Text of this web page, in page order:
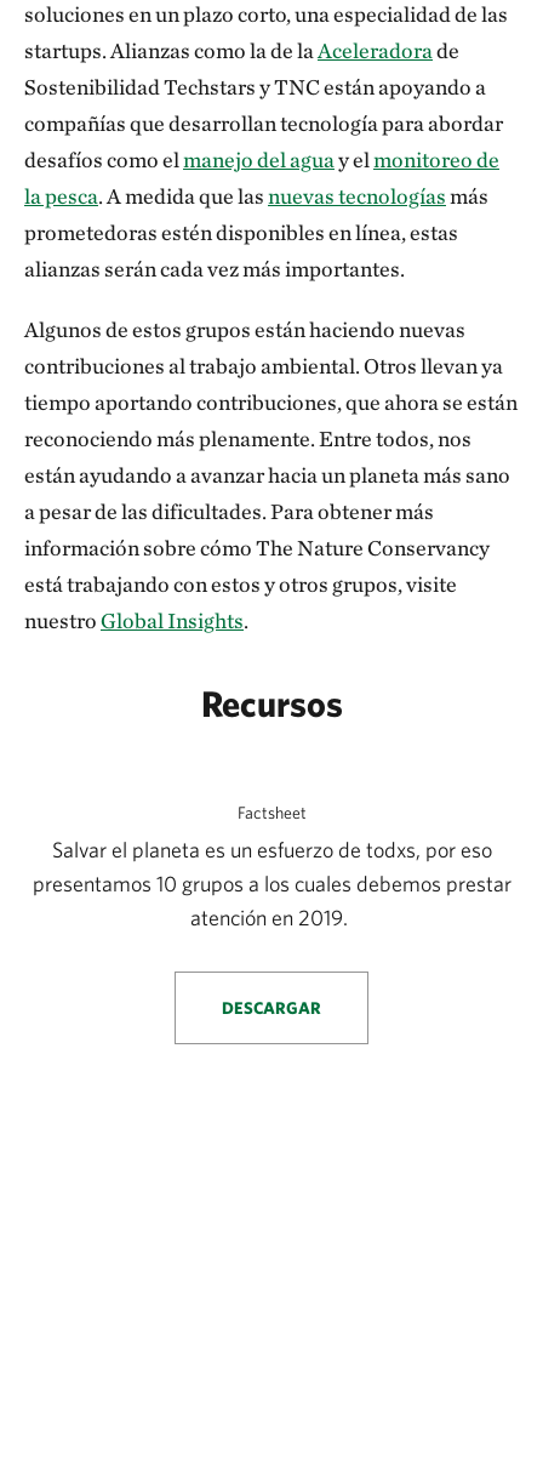
soluciones en un plazo corto, una especialidad de las
startups. Alianzas como la de la Aceleradorade
Sostenibilidad Techstars y TNC están apoyando a
compañías que desarrollan tecnología para abordar
desafíos como elmanejo del aguay elmonitoreo de
la pesca. A medida que lasnuevas tecnologíasmás
prometedoras estén disponibles en línea, estas
alianzas serán cada vez más importantes.
Algunos de estos grupos están haciendo nuevas
contribuciones al trabajo ambiental. Otros llevan ya
tiempo aportando contribuciones, que ahora se están
reconociendo más plenamente. Entre todos, nos
están ayudando a avanzar hacia un planeta más sano
a pesar de las dificultades. Para obtener más
información sobre cómo The Nature Conservancy
está trabajando con estos y otros grupos, visite
nuestroGlobal Insights.
Recursos
Factsheet
Salvar el planeta es un esfuerzo de todxs, por eso
presentamos 10 grupos a los cuales debemos prestar
atención en 2019.
DESCARGAR